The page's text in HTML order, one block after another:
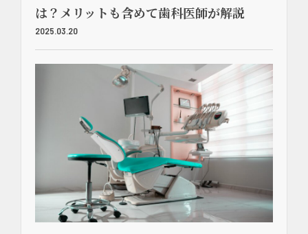
は？メリットも含めて歯科医師が解説
2025.03.20